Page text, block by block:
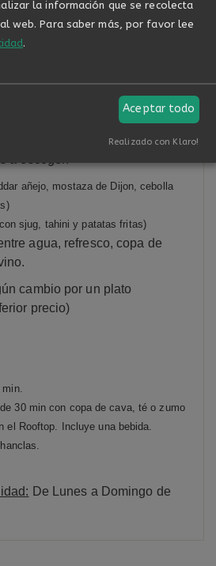
la zona deseada a
El masaje se realizada con
bio y eco
regular tu estado de ánimo y
absoluta.
vistas de la ciudad uno de
añejo, mostaza de Dijon, cebolla
sjug, tahini y patatas fritas)
agua, refresco, copa de
cambio por un plato
precio)
min.
30 min con copa de cava, té o zumo
el Rooftop. Incluye una bebida.
De Lunes a Domingo de
la información que se recolecta
web. Para saber más, por favor lee
.
Aceptar todo
Realizado con Klaro!